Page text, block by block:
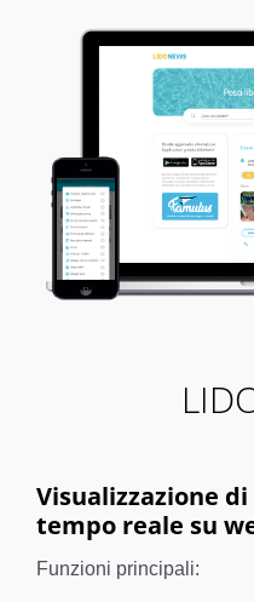
Visualizzazione
tempo reale su
Funzioni principali: